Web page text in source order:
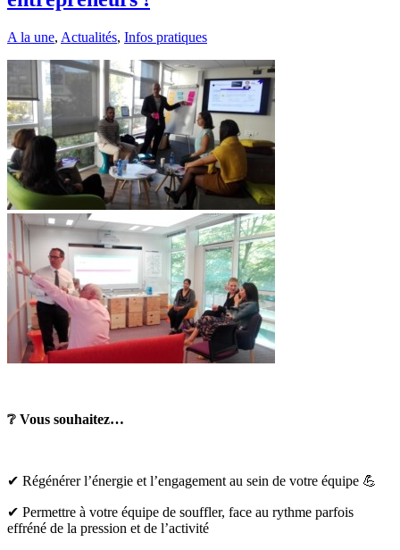
A la une, Actualités, Infos pratiques
❔ Vous souhaitez…
✔ Régénérer l’énergie et l’engagement au sein de votre équipe 💪
✔ Permettre à votre équipe de souffler, face au rythme parfois
effréné de la pression et de l’activité